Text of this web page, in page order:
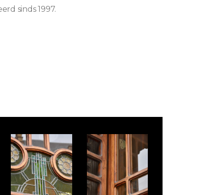
sinds 1997.